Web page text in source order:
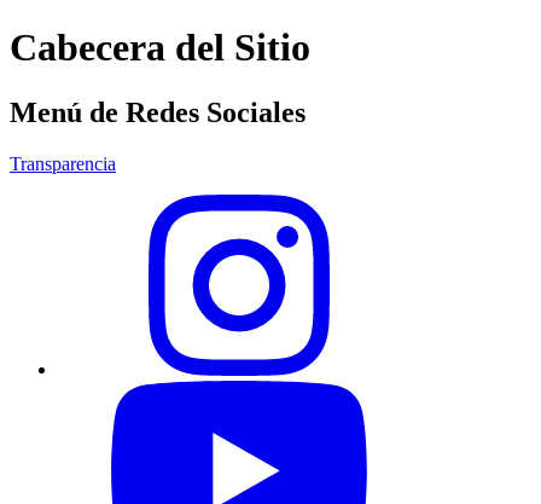
Cabecera del Sitio
Menú de Redes Sociales
Transparencia